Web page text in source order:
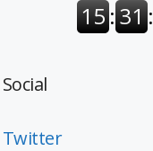
Social
Twitter